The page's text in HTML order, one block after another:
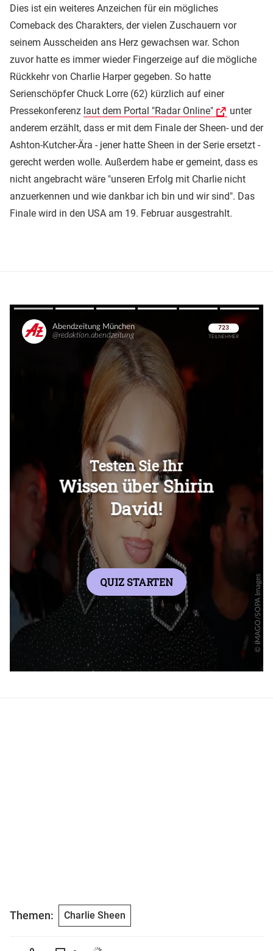
Dies ist ein weiteres Anzeichen für ein mögliches
Comeback des Charakters, der vielen Zuschauern vor
seinem Ausscheiden ans Herz gewachsen war. Schon
zuvor hatte es immer wieder Fingerzeige auf die mögliche
Rückkehr von Charlie Harper gegeben. So hatte
Serienschöpfer Chuck Lorre (62) kürzlich auf einer
Pressekonferenz laut dem Portal "Radar Online"
unter
anderem erzählt, dass er mit dem Finale der Sheen- und der
Ashton-Kutcher-Ära - jener hatte Sheen in der Serie ersetzt -
gerecht werden wolle. Außerdem habe er gemeint, dass es
nicht angebracht wäre "unseren Erfolg mit Charlie nicht
anzuerkennen und wie dankbar ich bin und wir sind". Das
Finale wird in den USA am 19. Februar ausgestrahlt.
Überspringen
Überspringen
Themen: Charlie Sheen